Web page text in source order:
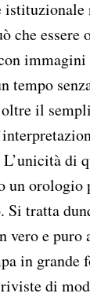
istituzionale
che essere
immagini
tempo
il
di
un orologio
Si tratta
vero e puro
in grande
di